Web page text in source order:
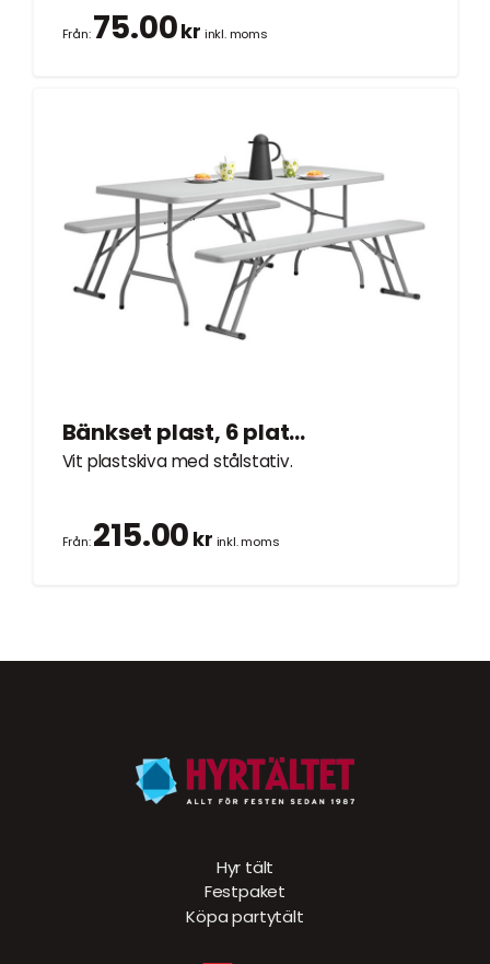
Från:75.00kr inkl. moms
Bänkset plast, 6 platser, 1,8m
Vit plastskiva med stålstativ.
Från:215.00 kr inkl. moms
Hyr tält
Festpaket
Köpa partytält